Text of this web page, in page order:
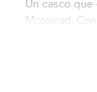
Motorrad.
casco ahora